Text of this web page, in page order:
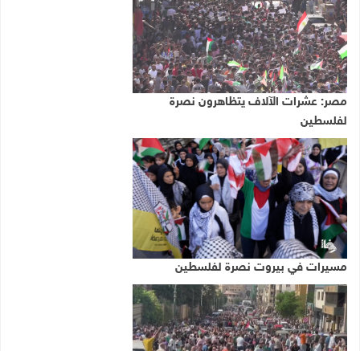
مصر: عشرات الآلاف يتظاهرون نصرة
لفلسطين
مسيرات في بيروت نصرة لفلسطين